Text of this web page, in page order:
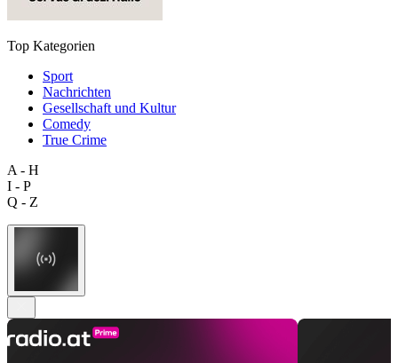
Top Kategorien
Sport
Nachrichten
Gesellschaft und Kultur
Comedy
True Crime
A - H
I - P
Q - Z